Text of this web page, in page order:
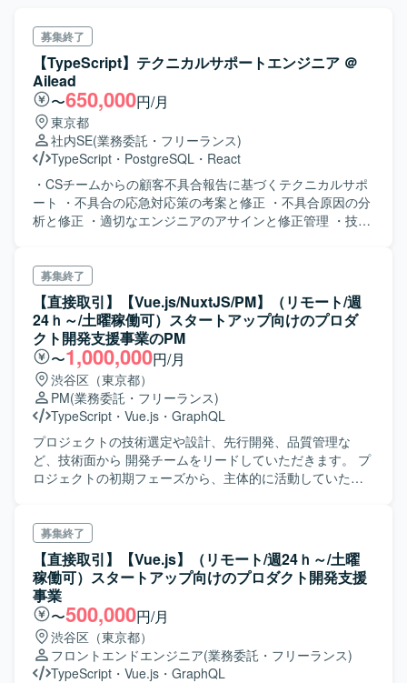
募集終了
【TypeScript】テクニカルサポートエンジニア ＠
Ailead
〜650,000円/月
東京都
社内SE(業務委託・フリーランス)
TypeScript ・ PostgreSQL ・ React
・CSチームからの顧客不具合報告に基づくテクニカルサポ
ート ・不具合の応急対応策の考案と修正 ・不具合原因の分
析と修正 ・適切なエンジニアのアサインと修正管理 ・技術
募集終了
【直接取引】【Vue.js/NuxtJS/PM】（リモート/週
24ｈ～/土曜稼働可）スタートアップ向けのプロダ
クト開発支援事業のPM
〜1,000,000円/月
渋谷区（東京都）
PM(業務委託・フリーランス)
TypeScript ・ Vue.js ・ GraphQL
プロジェクトの技術選定や設計、先行開発、品質管理な
ど、技術面から 開発チームをリードしていただきます。 プ
ロジェクトの初期フェーズから、主体的に活動していただ
運用やリファクタリング、プルリクエストのレビュー、メ
ンバーの技術フォローなどを担当していただきます。
募集終了
【直接取引】【Vue.js】（リモート/週24ｈ～/土曜
稼働可）スタートアップ向けのプロダクト開発支援
事業
〜500,000円/月
渋谷区（東京都）
フロントエンドエンジニア(業務委託・フリーランス)
TypeScript ・ Vue.js ・ GraphQL